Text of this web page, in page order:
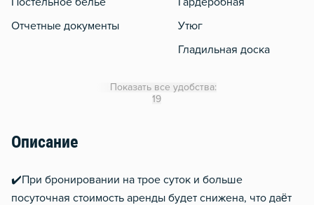
Отчетные документы Утюг
Гладильная доска
Показать все удобства:
19
Описание
✔️При бронировании на трое суток и больше
посуточная стоимость аренды будет снижена, что даёт